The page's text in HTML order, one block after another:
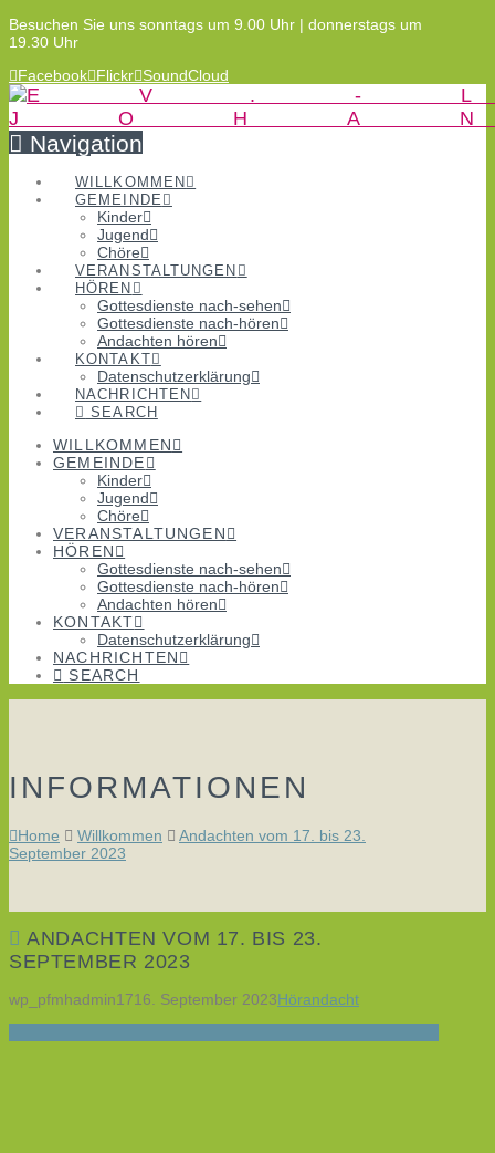
Besuchen Sie uns sonntags um 9.00 Uhr | donnerstags um
19.30 Uhr
Facebook Flickr SoundCloud
Navigation
WILLKOMMEN
GEMEINDE
Kinder
Jugend
Chöre
VERANSTALTUNGEN
HÖREN
Gottesdienste nach-sehen
Gottesdienste nach-hören
Andachten hören
KONTAKT
Datenschutzerklärung
NACHRICHTEN
SEARCH
WILLKOMMEN
GEMEINDE
Kinder
Jugend
Chöre
VERANSTALTUNGEN
HÖREN
Gottesdienste nach-sehen
Gottesdienste nach-hören
Andachten hören
KONTAKT
Datenschutzerklärung
NACHRICHTEN
SEARCH
INFORMATIONEN
Home Willkommen
Andachten vom 17. bis 23.
September 2023
ANDACHTEN VOM 17. BIS 23.
SEPTEMBER 2023
wp_pfmhadmin1716. September 2023Hörandacht